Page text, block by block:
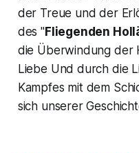
der Treue und der
des "Fliegenden
die Überwindung der
Liebe Und durch die
Kampfes mit dem
sich unserer